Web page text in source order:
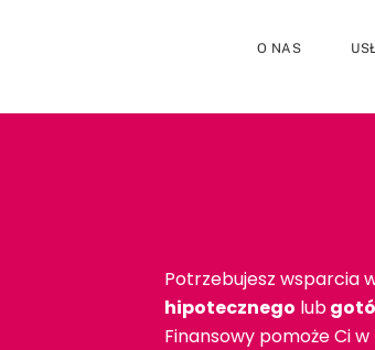
O NAS
Potrzebujesz wsparcia
hipotecznego lub
Finansowy pomoże Ci